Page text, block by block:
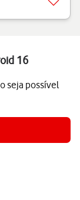
16
seja possível